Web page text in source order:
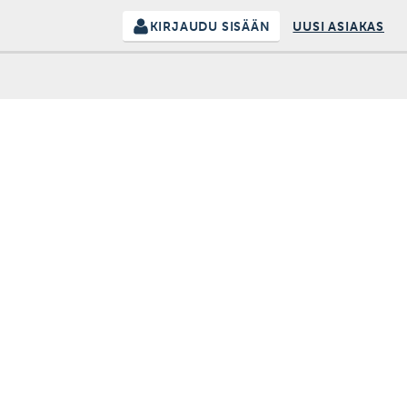
KIRJAUDU SISÄÄN UUSI ASIAKAS